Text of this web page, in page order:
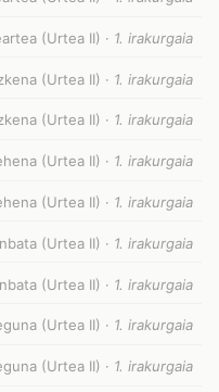
(Urtea II) · 1. irakurgaia
(Urtea II) · 1. irakurgaia
(Urtea II) · 1. irakurgaia
(Urtea II) · 1. irakurgaia
(Urtea II) · 1. irakurgaia
(Urtea II) · 1. irakurgaia
(Urtea II) · 1. irakurgaia
(Urtea II) · 1. irakurgaia
(Urtea II) · 1. irakurgaia